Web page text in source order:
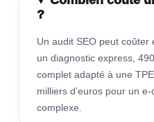
?
Un audit SEO peut
un diagnostic express,
complet adapté à une
milliers d’euros pour un
complexe.